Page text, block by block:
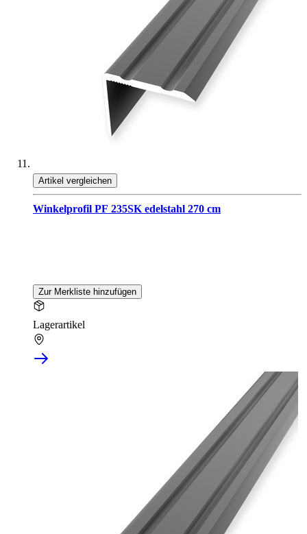
Artikel vergleichen
Winkelprofil PF 235SK edelstahl 270 cm
Zur Merkliste hinzufügen
Lagerartikel